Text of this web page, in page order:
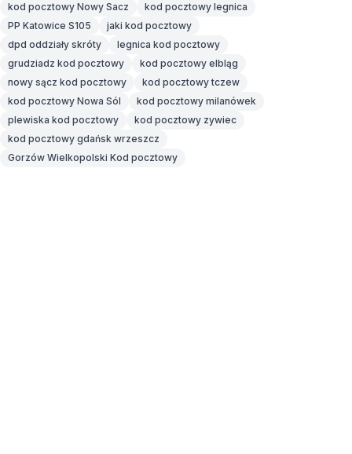
kod pocztowy Nowy Sacz
kod pocztowy legnica
PP Katowice S105
jaki kod pocztowy
dpd oddziały skróty
legnica kod pocztowy
grudziadz kod pocztowy
kod pocztowy elbląg
nowy sącz kod pocztowy
kod pocztowy tczew
kod pocztowy Nowa Sól
kod pocztowy milanówek
plewiska kod pocztowy
kod pocztowy zywiec
kod pocztowy gdańsk wrzeszcz
Gorzów Wielkopolski Kod pocztowy